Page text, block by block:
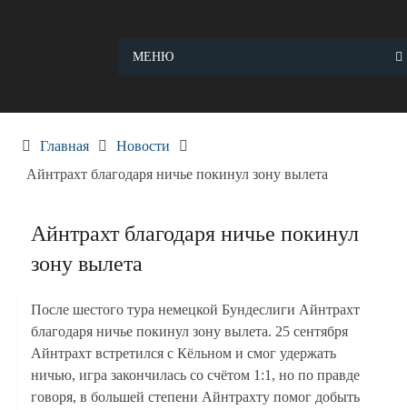
МЕНЮ
Главная
Новости
Айнтрахт благодаря ничье покинул зону вылета
Айнтрахт благодаря ничье покинул
зону вылета
После шестого тура немецкой Бундеслиги Айнтрахт
благодаря ничье покинул зону вылета. 25 сентября
Айнтрахт встретился с Кёльном и смог удержать
ничью, игра закончилась со счётом 1:1, но по правде
говоря, в большей степени Айнтрахту помог добыть